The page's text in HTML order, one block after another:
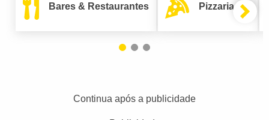
Bares & Restaurantes Pizzarias
Continua após a publicidade